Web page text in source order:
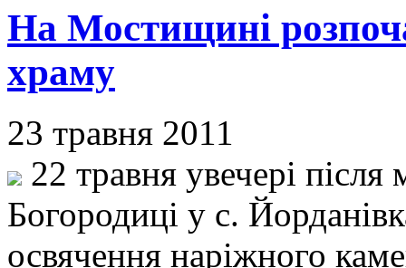
На Мостищині
храму
23 травня 2011
22 травня увечері
Богородиці у с.
освячення наріжного